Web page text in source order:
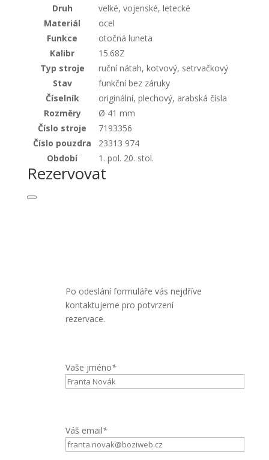
Druh
velké, vojenské, letecké
Materiál
ocel
Funkce
otočná luneta
Kalibr
15.68Z
Typ stroje
ruční nátah, kotvový, setrvačkový
Stav
funkční bez záruky
Číselník
originální, plechový, arabská čísla
Rozměry
Ø 41 mm
Číslo stroje
7193356
Číslo pouzdra
23313 974
Období
1. pol. 20. stol.
Rezervovat
Po odeslání formuláře vás nejdříve
kontaktujeme pro potvrzení
rezervace.
Vaše jméno*
Váš email*